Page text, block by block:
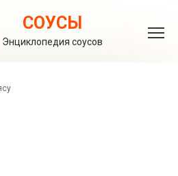
СОУСЫ
Энциклопедия соусов